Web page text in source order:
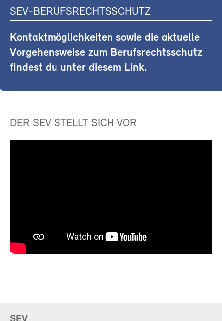
SEV-BERUFSRECHTSSCHUTZ
Kontaktmöglichkeiten sowie die aktuelle
Vorgehensweise zum Berufsrechtsschutz
findest du unter diesem Link.
DER SEV STELLT SICH VOR